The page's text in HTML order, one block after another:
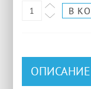
ОПИСАНИЕ